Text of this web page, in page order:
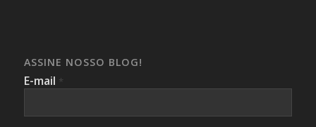
ASSINE NOSSO BLOG!
E-mail *